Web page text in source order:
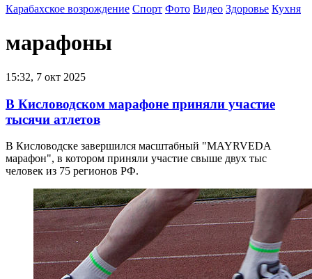
Карабахское возрождение Спорт Фото Видео Здоровье Кухня
марафоны
15:32, 7 окт 2025
В Кисловодском марафоне приняли участие
тысячи атлетов
В Кисловодске завершился масштабный "MAYRVEDA
марафон", в котором приняли участие свыше двух тыс
человек из 75 регионов РФ.